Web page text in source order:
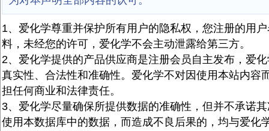
1、爱化学尊重并保护所有用户的隐私权，您注册的用
料，未经您的许可，爱化学不会主动泄露给第三方。
2、爱化学提供的产品供应商是注册会员自主发布，爱
真实性、合法性和准确性。爱化学不对因使用本站内容
担任何商业和法律责任。
3、爱化学尽量确保所提供数据的准确性，但并不承诺
使用本数据库中的数据，而造成不良后果的，均与爱化